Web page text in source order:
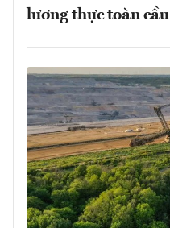
lương thực toàn cầu